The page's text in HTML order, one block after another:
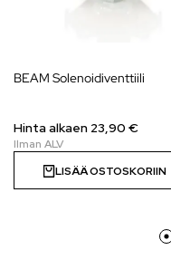
BEAM Solenoidiventtiili
Hinta alkaen 23,90 €
LISÄÄ OSTOSKORIIN